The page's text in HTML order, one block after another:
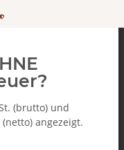
(brutto) und
angezeigt.